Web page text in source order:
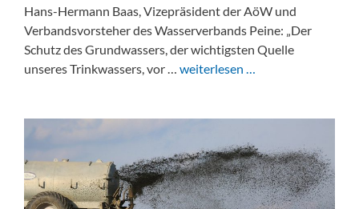
Hans-Hermann Baas, Vizepräsident der AöW und
Verbandsvorsteher des Wasserverbands Peine: „Der
Schutz des Grundwassers, der wichtigsten Quelle
unseres Trinkwassers, vor … weiterlesen …